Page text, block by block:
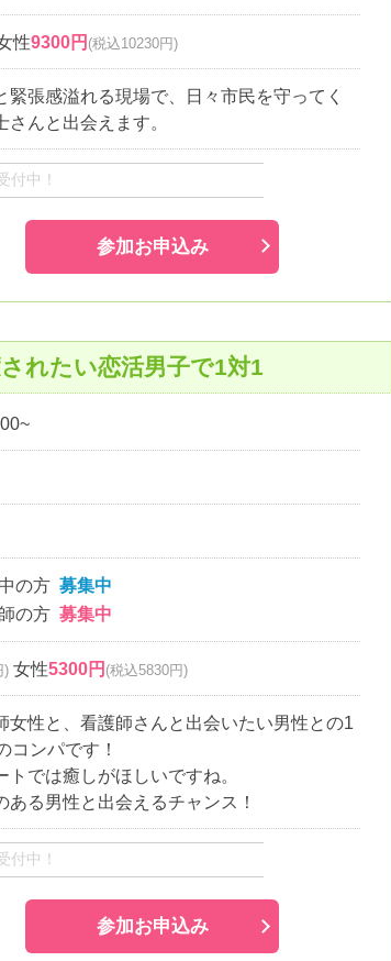
性9300円 (税込10230円)
張感溢れる現場で、日々市民を守ってく
んと出会えます。
付中！
参加お申込み
れたい恋活男子で1対1
の方 募集中
の方 募集中
) 女性5300円 (税込5830円)
女性と、看護師さんと出会いたい男性との1
コンパです！
では癒しがほしいですね。
る男性と出会えるチャンス！
付中！
参加お申込み